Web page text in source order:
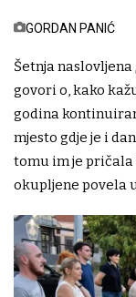
GORDAN PANIĆ
Šetnja naslovljena
govori o, kako
godina
mjesto gdje je i
tomu im je pričala
okupljene povela